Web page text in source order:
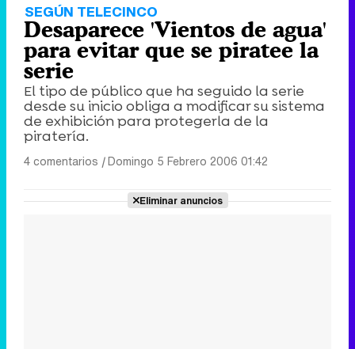
SEGÚN TELECINCO
Desaparece 'Vientos de agua'
para evitar que se piratee la
serie
El tipo de público que ha seguido la serie
desde su inicio obliga a modificar su sistema
de exhibición para protegerla de la
piratería.
4 comentarios |Domingo 5 Febrero 2006 01:42
Eliminar anuncios